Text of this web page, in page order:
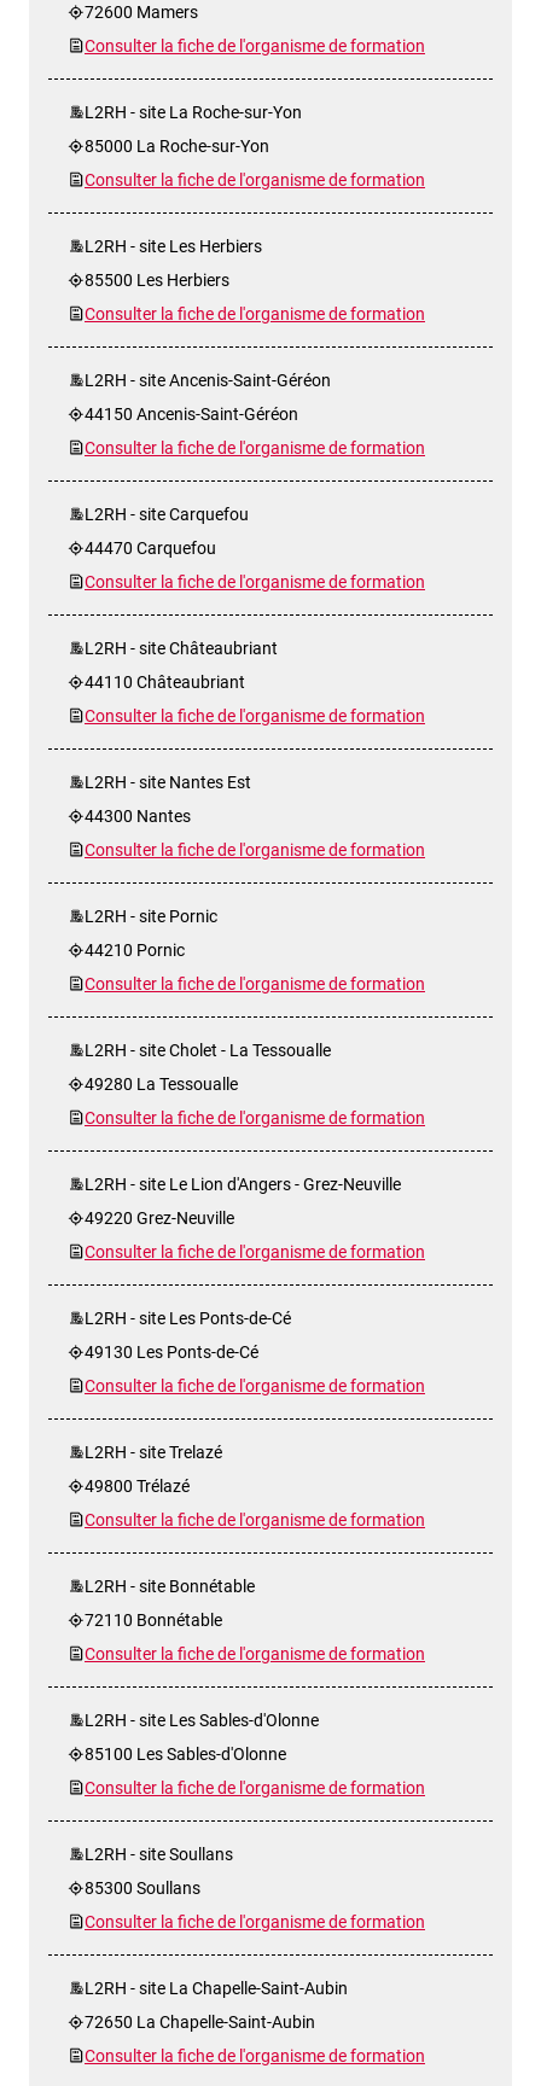
72600 Mamers
Consulter la fiche de l'organisme de formation
L2RH - site La Roche-sur-Yon
85000 La Roche-sur-Yon
Consulter la fiche de l'organisme de formation
L2RH - site Les Herbiers
85500 Les Herbiers
Consulter la fiche de l'organisme de formation
L2RH - site Ancenis-Saint-Géréon
44150 Ancenis-Saint-Géréon
Consulter la fiche de l'organisme de formation
L2RH - site Carquefou
44470 Carquefou
Consulter la fiche de l'organisme de formation
L2RH - site Châteaubriant
44110 Châteaubriant
Consulter la fiche de l'organisme de formation
L2RH - site Nantes Est
44300 Nantes
Consulter la fiche de l'organisme de formation
L2RH - site Pornic
44210 Pornic
Consulter la fiche de l'organisme de formation
L2RH - site Cholet - La Tessoualle
49280 La Tessoualle
Consulter la fiche de l'organisme de formation
L2RH - site Le Lion d'Angers - Grez-Neuville
49220 Grez-Neuville
Consulter la fiche de l'organisme de formation
L2RH - site Les Ponts-de-Cé
49130 Les Ponts-de-Cé
Consulter la fiche de l'organisme de formation
L2RH - site Trelazé
49800 Trélazé
Consulter la fiche de l'organisme de formation
L2RH - site Bonnétable
72110 Bonnétable
Consulter la fiche de l'organisme de formation
L2RH - site Les Sables-d'Olonne
85100 Les Sables-d'Olonne
Consulter la fiche de l'organisme de formation
L2RH - site Soullans
85300 Soullans
Consulter la fiche de l'organisme de formation
L2RH - site La Chapelle-Saint-Aubin
72650 La Chapelle-Saint-Aubin
Consulter la fiche de l'organisme de formation